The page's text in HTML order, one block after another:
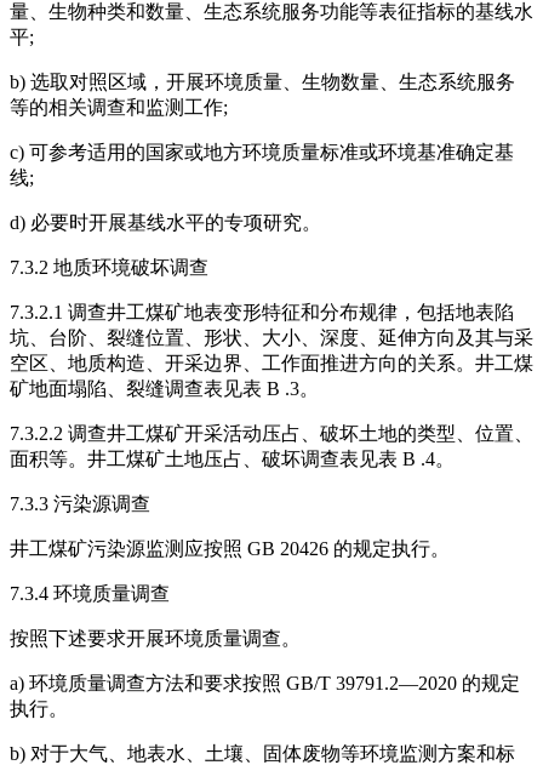
量、生物种类和数量、生态系统服务功能等表征指标的基线水
平;
b) 选取对照区域，开展环境质量、生物数量、生态系统服务
等的相关调查和监测工作;
c) 可参考适用的国家或地方环境质量标准或环境基准确定基
线;
d) 必要时开展基线水平的专项研究。
7.3.2 地质环境破坏调查
7.3.2.1 调查井工煤矿地表变形特征和分布规律，包括地表陷
坑、台阶、裂缝位置、形状、大小、深度、延伸方向及其与采
空区、地质构造、开采边界、工作面推进方向的关系。井工煤
矿地面塌陷、裂缝调查表见表 B .3。
7.3.2.2 调查井工煤矿开采活动压占、破坏土地的类型、位置、
面积等。井工煤矿土地压占、破坏调查表见表 B .4。
7.3.3 污染源调查
井工煤矿污染源监测应按照 GB 20426 的规定执行。
7.3.4 环境质量调查
按照下述要求开展环境质量调查。
a) 环境质量调查方法和要求按照 GB/T 39791.2—2020 的规定
执行。
b) 对于大气、地表水、土壤、固体废物等环境监测方案和标